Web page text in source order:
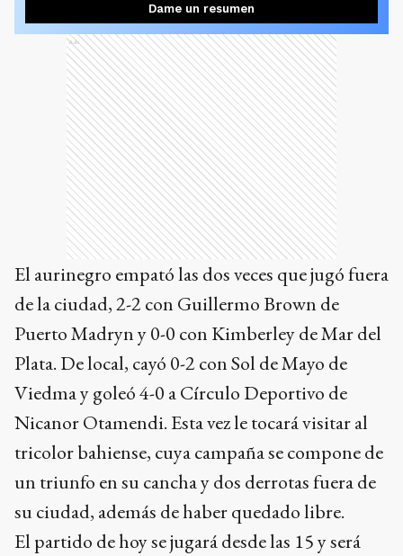
Dame un resumen
Ads
El aurinegro empató las dos veces que jugó fuera
de la ciudad, 2-2 con Guillermo Brown de
Puerto Madryn y 0-0 con Kimberley de Mar del
Plata. De local, cayó 0-2 con Sol de Mayo de
Viedma y goleó 4-0 a Círculo Deportivo de
Nicanor Otamendi. Esta vez le tocará visitar al
tricolor bahiense, cuya campaña se compone de
un triunfo en su cancha y dos derrotas fuera de
su ciudad, además de haber quedado libre.
El partido de hoy se jugará desde las 15 y será